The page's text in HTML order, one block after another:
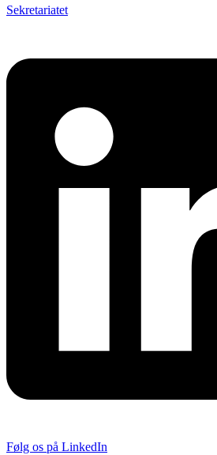
Sekretariatet
Følg os på LinkedIn